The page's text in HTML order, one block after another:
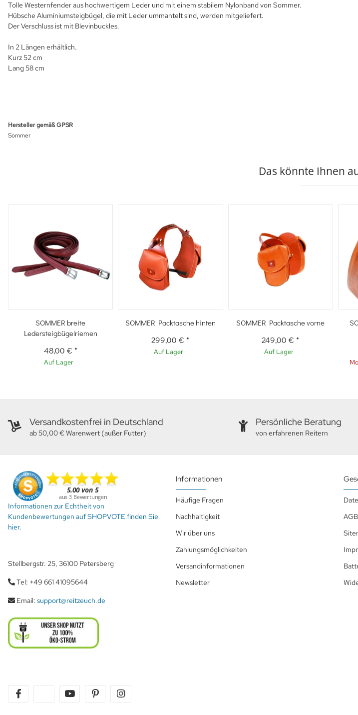
Tolle Westernfender aus hochwertigem Leder und mit einem stabilem Nylonband von Sommer.
Hübsche Aluminiumsteigbügel, die mit Leder ummantelt sind, werden mitgeliefert.
Der Verschluss ist mit Blevinbuckles.
In 2 Längen erhältlich.
Kurz 52 cm
Lang 58 cm
Hersteller gemäß GPSR
Sommer
Das könnte Ihnen
SOMMER breite
Ledersteigbügelriemen
48,00 € *
Auf Lager
SOMMER Packtasche hinten
299,00 €*
Auf Lager
SOMMER Packtasche vorne
249,00 €*
Auf Lager
Versandkostenfrei in Deutschland
ab 50,00 € Warenwert (außer Futter)
Persönliche Beratung
von erfahrenen Reitern
Informationen zur Echtheit von
Kundenbewertungen auf SHOPVOTE finden Sie
hier.
Stellbergstr. 25, 36100 Petersberg
Tel: +49 661 41095644
Email: support@reitzeuch.de
twitter youtube pinterest
Informationen
Häufige Fragen
Nachhaltigkeit
Wir über uns
Zahlungsmöglichkeiten
Versandinformationen
Newsletter
AGB